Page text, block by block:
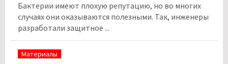
Бактерии имеют плохую репутацию, но во многих
случаях они оказываются полезными. Так, инженеры
разработали защитное ...
Материалы